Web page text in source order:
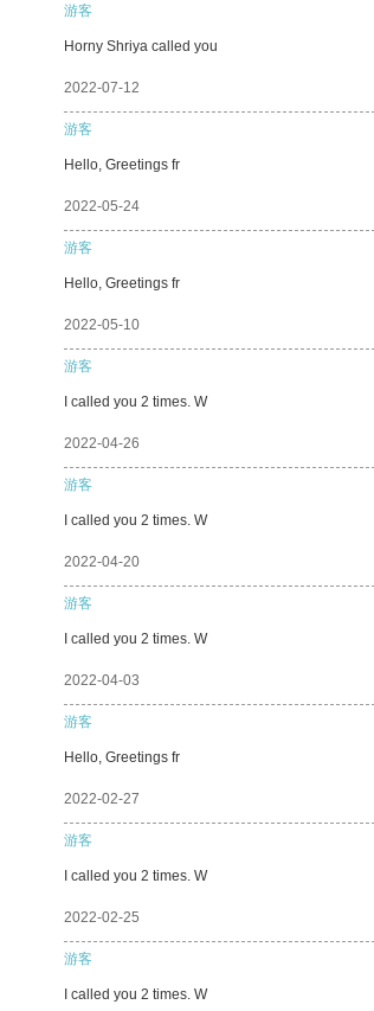
游客
Horny Shriya called you
2022-07-12
游客
Hello, Greetings fr
2022-05-24
游客
Hello, Greetings fr
2022-05-10
游客
I called you 2 times. W
2022-04-26
游客
I called you 2 times. W
2022-04-20
游客
I called you 2 times. W
2022-04-03
游客
Hello, Greetings fr
2022-02-27
游客
I called you 2 times. W
2022-02-25
游客
I called you 2 times. W